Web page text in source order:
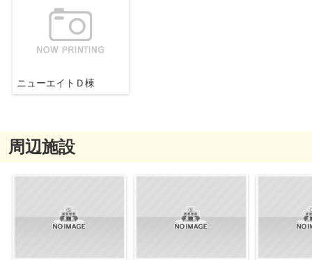
ニューエイトＤ棟
周辺施設